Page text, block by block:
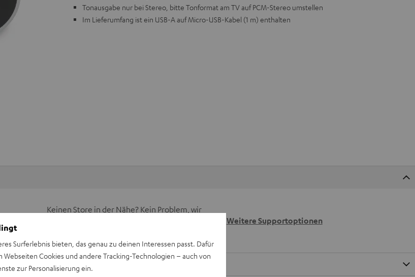
Tonausgabe nur bei Stereo, bitte Tonformat am TV auf PCM-Stereo umstellen
Im Lieferumfang ist ein USB-A auf Micro-USB-Kabel (1 m) enthalten
Keinen Store in der Nähe? Kein Problem, wir
Weitere Supportoptionen
Surferlebnis bieten, das genau zu deinen Interessen passt. Dafür
Webseiten Cookies und andere Tracking-Technologien – auch von
zur Personalisierung ein.